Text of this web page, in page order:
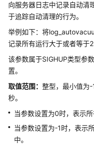
开
发
指
南
布
_V2.0-
数
据
向服务器日志中记录自动清
于追踪自动清理的行为。
举例如下：将
记录所有运行大于或者等于
该参数属于SIGHUP类型参
置。
取值范围： 整型，最小值为
秒。
当参数设置为0时，表示
当参数设置为-1时，表示
中。